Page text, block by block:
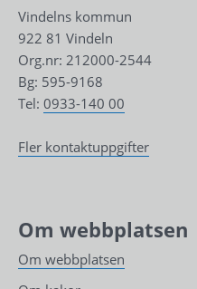
Vindelns kommun
922 81 Vindeln
Org.nr: 212000-2544
Bg: 595-9168
Tel: 0933-140 00
Fler kontaktuppgifter
Om webbplatsen
Om webbplatsen